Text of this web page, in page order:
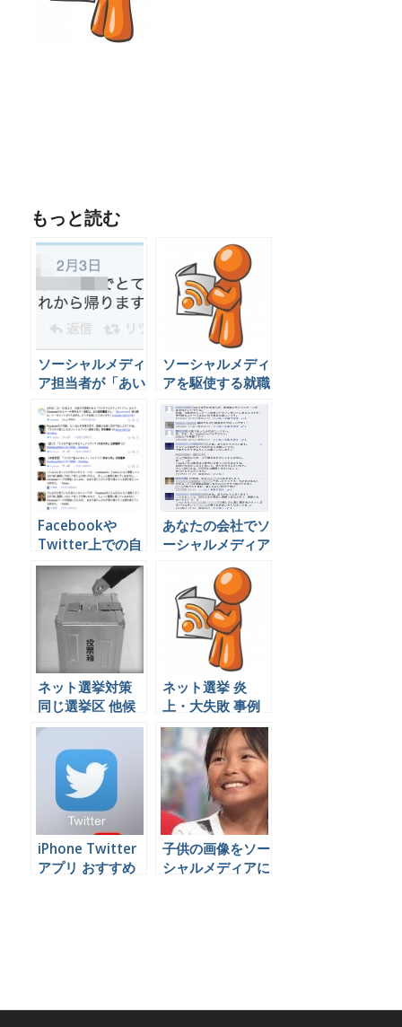
もっと読む
ソーシャルメディ
ア担当者が「あい
の？」と言われな
いために。SNS運
用の価値を会社に
示すための報告方
法とは
ソーシャルメディ
アを駆使する就職
活動生に対応する
方法
Facebookや
Twitter上での自
社の評判を簡単に
調べる方法
あなたの会社でソ
ーシャルメディア
担当者を選ぶとき
に絶対に間違って
はいけない３つの
ポイント
ネット選挙対策
同じ選挙区 他候
補のソーシャルメ
分析できるツール
ネット選挙 炎
上・大失敗 事例
2013年 参院選
iPhone Twitter
アプリ おすすめ
子供の画像をソー
シャルメディアに